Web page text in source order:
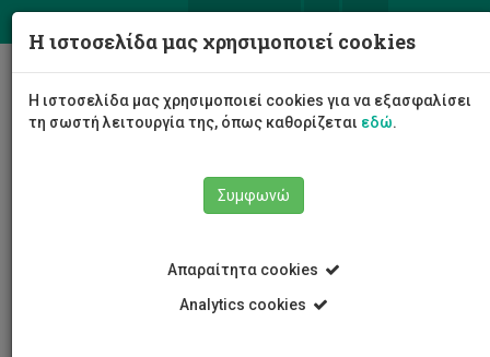
Η ιστοσελίδα μας χρησιμοποιεί cookies
Η ιστοσελίδα μας χρησιμοποιεί cookies για να εξασφαλίσει
τη σωστή λειτουργία της, όπως καθορίζεται εδώ.
Συμφωνώ
Απαραίτητα cookies
Analytics cookies